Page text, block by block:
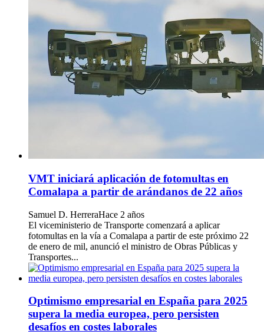
VMT iniciará aplicación de fotomultas en
Comalapa a partir de arándanos de 22 años
Samuel D. HerreraHace 2 años
El viceministerio de Transporte comenzará a aplicar
fotomultas en la vía a Comalapa a partir de este próximo 22
de enero de mil, anunció el ministro de Obras Públicas y
Transportes...
Optimismo empresarial en España para 2025
supera la media europea, pero persisten
desafíos en costes laborales